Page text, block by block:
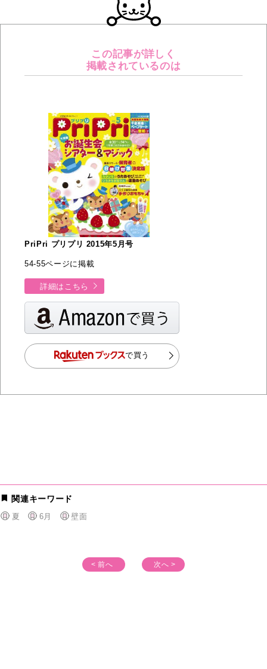
この記事が詳しく
掲載されているのは
PriPri プリプリ 2015年5月号
54-55ページに掲載
詳細はこちら
で買う
関連キーワード
夏 6月 壁面
< 前へ 次へ >